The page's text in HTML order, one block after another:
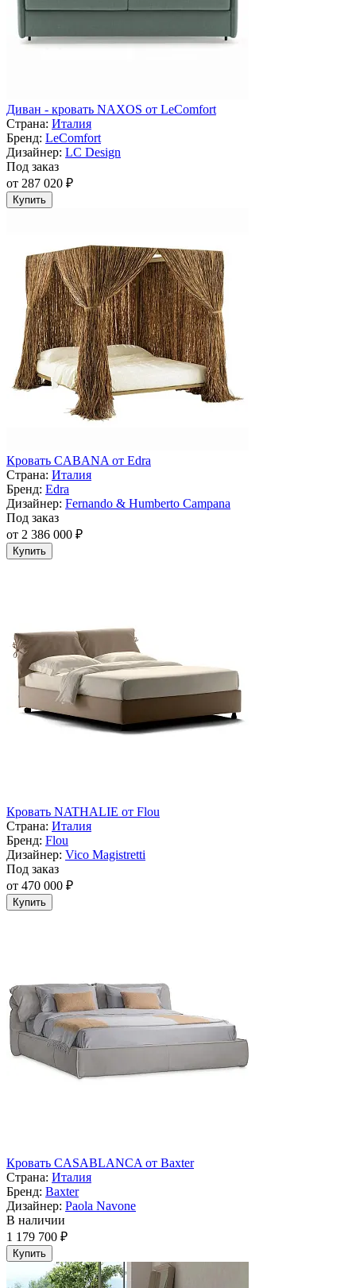
Диван - кровать NAXOS от LeComfort
Страна: Италия
Бренд: LeComfort
Дизайнер: LC Design
Под заказ
от 287 020 ₽
Купить
Кровать CABANA от Edra
Страна: Италия
Бренд: Edra
Дизайнер: Fernando & Humberto Campana
Под заказ
от 2 386 000 ₽
Купить
Кровать NATHALIE от Flou
Страна: Италия
Бренд: Flou
Дизайнер: Vico Magistretti
Под заказ
от 470 000 ₽
Купить
Кровать CASABLANCA от Baxter
Страна: Италия
Бренд: Baxter
Дизайнер: Paola Navone
В наличии
1 179 700 ₽
Купить